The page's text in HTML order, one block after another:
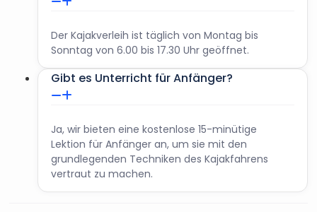
Der Kajakverleih ist täglich von Montag bis
Sonntag von 6.00 bis 17.30 Uhr geöffnet.
Gibt es Unterricht für Anfänger?
Ja, wir bieten eine kostenlose 15-minütige
Lektion für Anfänger an, um sie mit den
grundlegenden Techniken des Kajakfahrens
vertraut zu machen.